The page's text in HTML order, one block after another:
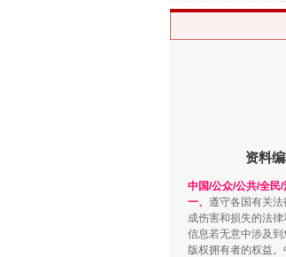
资料
中国/公众/公共/全民
一、 遵守各国有关
成伤害和损失的法
信息若无意中涉及
版权拥有者的权益